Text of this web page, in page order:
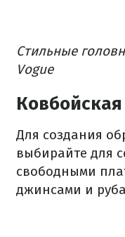
Стильные
Vogue
Для создания
выбирайте для
свободными
джинсами и